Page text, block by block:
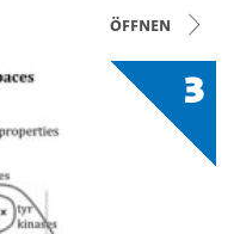
Öffnen
3